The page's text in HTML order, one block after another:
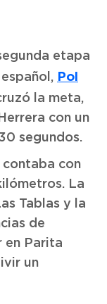
etapa
Pol
la meta,
con un
segundos.
contaba con
La
Tablas y la
de
en Parita
un